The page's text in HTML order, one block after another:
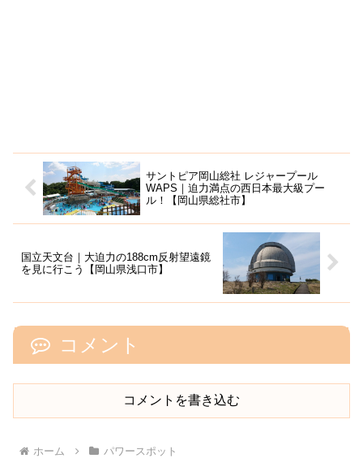
サントピア岡山総社 レジャープール
WAPS｜迫力満点の西日本最大級プー
ル！【岡山県総社市】
国立天文台｜大迫力の188cm反射望遠鏡
を見に行こう【岡山県浅口市】
コメント
コメントを書き込む
ホーム パワースポット